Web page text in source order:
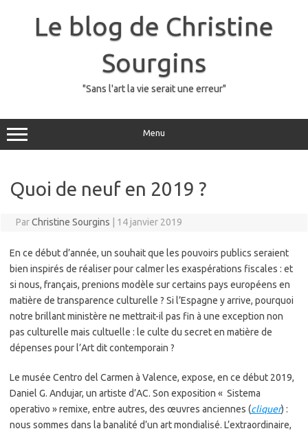
Le blog de Christine
Sourgins
"Sans l'art la vie serait une erreur"
Menu
Quoi de neuf en 2019 ?
ParChristine Sourgins 14 janvier 2019
En ce début d’année, un souhait que les pouvoirs publics seraient
bien inspirés de réaliser pour calmer les exaspérations fiscales : et
si nous, français, prenions modèle sur certains pays européens en
matière de transparence culturelle ? Si l’Espagne y arrive, pourquoi
notre brillant ministère ne mettrait-il pas fin à une exception non
pas culturelle mais cultuelle : le culte du secret en matière de
dépenses pour l’Art dit contemporain ?
Le musée Centro del Carmen à Valence, expose, en ce début 2019,
Daniel G. Andujar, un artiste d’AC. Son exposition « Sistema
operativo » remixe, entre autres, des œuvres anciennes (cliquer) :
nous sommes dans la banalité d’un art mondialisé. L’extraordinaire,